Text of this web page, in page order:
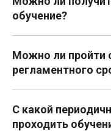
обучение?
Можно ли пройти
регламентного
С какой
проходить